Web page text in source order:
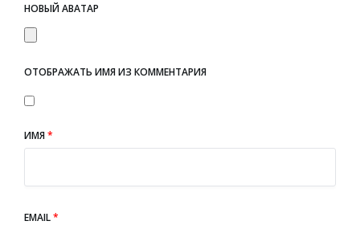
НОВЫЙ АВАТАР
ОТОБРАЖАТЬ ИМЯ ИЗ КОММЕНТАРИЯ
ИМЯ*
EMAIL*